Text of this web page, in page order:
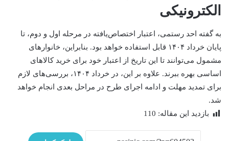
الکترونیکی
به گفته احد رستمی، اعتبار اختصاص‌یافته در مرحله اول و دوم، تا
پایان خرداد ۱۴۰۴ قابل استفاده خواهد بود. بنابراین، خانوارهای
مشمول می‌توانند تا این تاریخ از اعتبار خود برای خرید کالاهای
اساسی بهره ببرند. علاوه بر این، در خرداد ۱۴۰۴، بررسی‌های لازم
برای تمدید مهلت و ادامه اجرای طرح در مراحل بعدی انجام خواهد
شد.
بازدید این مقاله: 110